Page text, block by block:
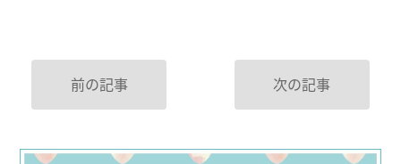
前の記事 次の記事